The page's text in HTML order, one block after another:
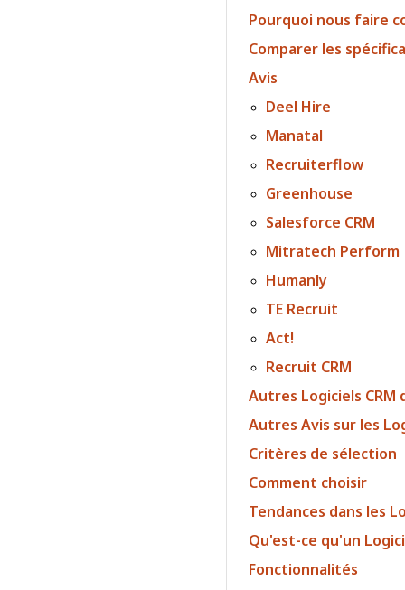
Pourquoi nous faire
Comparer les
Avis
Deel Hire
Manatal
Recruiterflow
Greenhouse
Salesforce CRM
Mitratech Perform
Humanly
TE Recruit
Act!
Recruit CRM
Autres Logiciels CRM
Autres Avis sur les
Critères de sélection
Comment choisir
Tendances dans les
Qu'est-ce qu'un
Fonctionnalités